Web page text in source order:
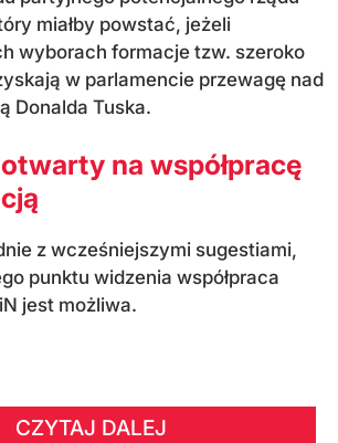
miałby powstać, jeżeli
wyborach formacje tzw. szeroko
w parlamencie przewagę nad
Donalda Tuska.
na współpracę
z wcześniejszymi sugestiami,
punktu widzenia współpraca
jest możliwa.
CZYTAJ DALEJ